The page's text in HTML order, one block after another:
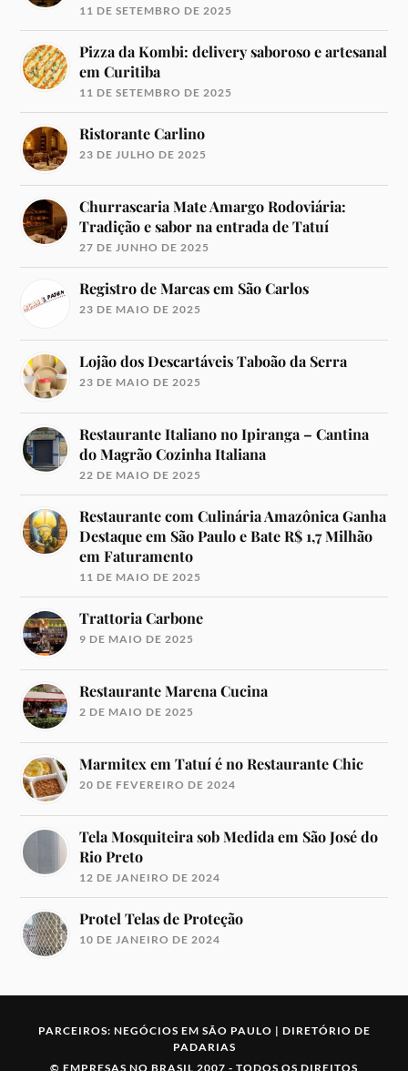
11 DE SETEMBRO DE 2025
Pizza da Kombi: delivery saboroso e artesanal
em Curitiba
11 DE SETEMBRO DE 2025
Ristorante Carlino
23 DE JULHO DE 2025
Churrascaria Mate Amargo Rodoviária:
Tradição e sabor na entrada de Tatuí
27 DE JUNHO DE 2025
Registro de Marcas em São Carlos
23 DE MAIO DE 2025
Lojão dos Descartáveis Taboão da Serra
23 DE MAIO DE 2025
Restaurante Italiano no Ipiranga – Cantina
do Magrão Cozinha Italiana
22 DE MAIO DE 2025
Restaurante com Culinária Amazônica Ganha
Destaque em São Paulo e Bate R$ 1,7 Milhão
em Faturamento
11 DE MAIO DE 2025
Trattoria Carbone
9 DE MAIO DE 2025
Restaurante Marena Cucina
2 DE MAIO DE 2025
Marmitex em Tatuí é no Restaurante Chic
20 DE FEVEREIRO DE 2024
Tela Mosquiteira sob Medida em São José do
Rio Preto
12 DE JANEIRO DE 2024
Protel Telas de Proteção
10 DE JANEIRO DE 2024
PARCEIROS: NEGÓCIOS EM SÃO PAULO | DIRETÓRIO DE
PADARIAS
© EMPRESAS NO BRASIL 2007 - TODOS OS DIREITOS